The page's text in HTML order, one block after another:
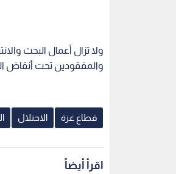
ولا تزال أعمال البحث
والمفقودين تحت أنقاض
قطاع غزة الاحتلال
اقرأ أيضاً